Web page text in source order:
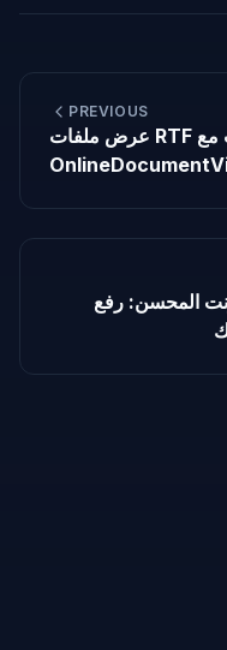
PREVIOUS
عرض ملفات RTF عبر الإنترنت مع
المحسن: رفع